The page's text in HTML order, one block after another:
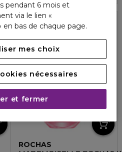
ROCHAS
pendant 6 mois et
via le lien «
en bas de chaque page.
mes choix
nécessaires
et fermer